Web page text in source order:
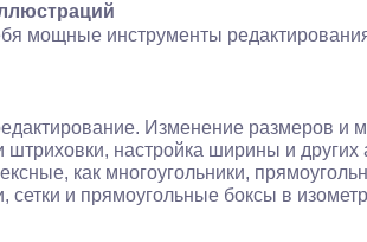
мощные инструменты
Изменение размеров и
штриховки, настройка ширины и
как многоугольники,
сетки и прямоугольные боксы в